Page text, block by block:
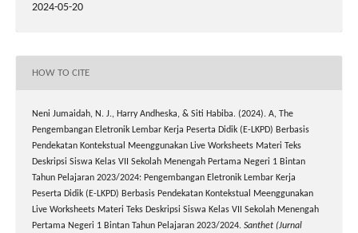
2024-05-20
HOW TO CITE
Neni Jumaidah, N. J., Harry Andheska, & Siti Habiba. (2024). A, The
Pengembangan Eletronik Lembar Kerja Peserta Didik (E-LKPD) Berbasis
Pendekatan Kontekstual Meenggunakan Live Worksheets Materi Teks
Deskripsi Siswa Kelas VII Sekolah Menengah Pertama Negeri 1 Bintan
Tahun Pelajaran 2023/2024: Pengembangan Eletronik Lembar Kerja
Peserta Didik (E-LKPD) Berbasis Pendekatan Kontekstual Meenggunakan
Live Worksheets Materi Teks Deskripsi Siswa Kelas VII Sekolah Menengah
Pertama Negeri 1 Bintan Tahun Pelajaran 2023/2024. Santhet (Jurnal